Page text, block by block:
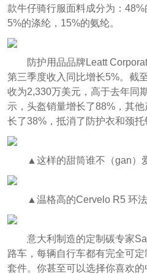
款牛仔骑行服面料成分为：
5%的涤纶，15%的氨纶。
防护用品品牌Leatt
第三季度收入同比增长5%。截
收为2,330万美元，高于去年同
示，头盔销量增长了88%，其
长了38%，抵消了防护衣和颈托
▲这样的甜筒谁不（gan）
▲温格高的Cervelo R5 环
意大利制造的定制碳专家
路车，每辆自行车都有完全可
套件。你甚至可以选择你喜欢